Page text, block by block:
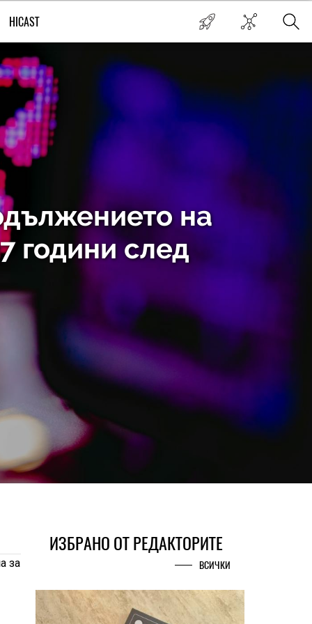
HICAST
на
години след
за
ИЗБРАНО ОТ РЕДАКТОРИТЕ
ВСИЧКИ